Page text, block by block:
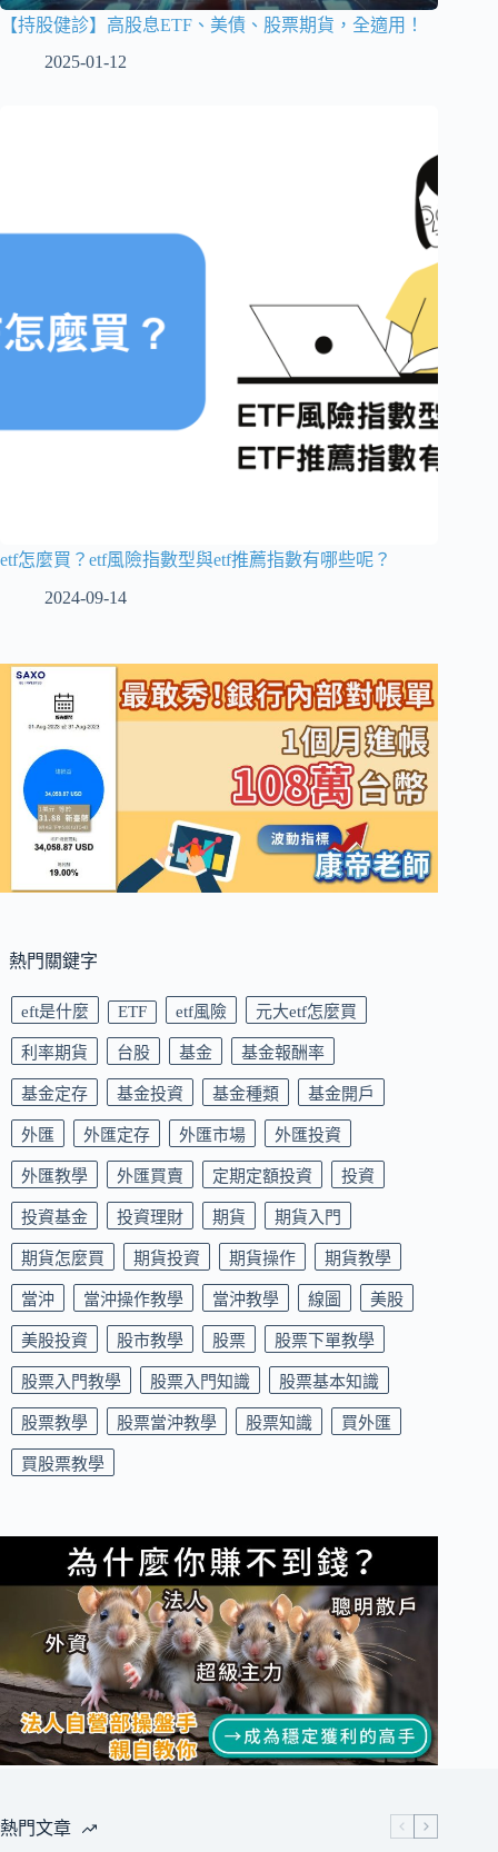
【持股健診】高股息ETF、美債、股票期貨，全適用！
2025-01-12
etf怎麼買？etf風險指數型與etf推薦指數有哪些呢？
2024-09-14
熱門關鍵字
eft是什麼 ETF etf風險 元大etf怎麼買
利率期貨 台股 基金 基金報酬率
基金定存 基金投資 基金種類 基金開戶
外匯 外匯定存 外匯市場 外匯投資
外匯教學 外匯買賣 定期定額投資 投資
投資基金 投資理財 期貨 期貨入門
期貨怎麼買 期貨投資 期貨操作 期貨教學
當沖 當沖操作教學 當沖教學 線圖 美股
美股投資 股市教學 股票 股票下單教學
股票入門教學 股票入門知識 股票基本知識
股票教學 股票當沖教學 股票知識 買外匯
買股票教學
熱門文章